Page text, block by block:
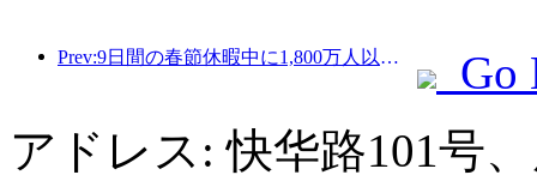
Prev:9日間の春節休暇中に1,800万人以上が国内外を旅行すると予想されている。
Go
アドレス: 快华路101号